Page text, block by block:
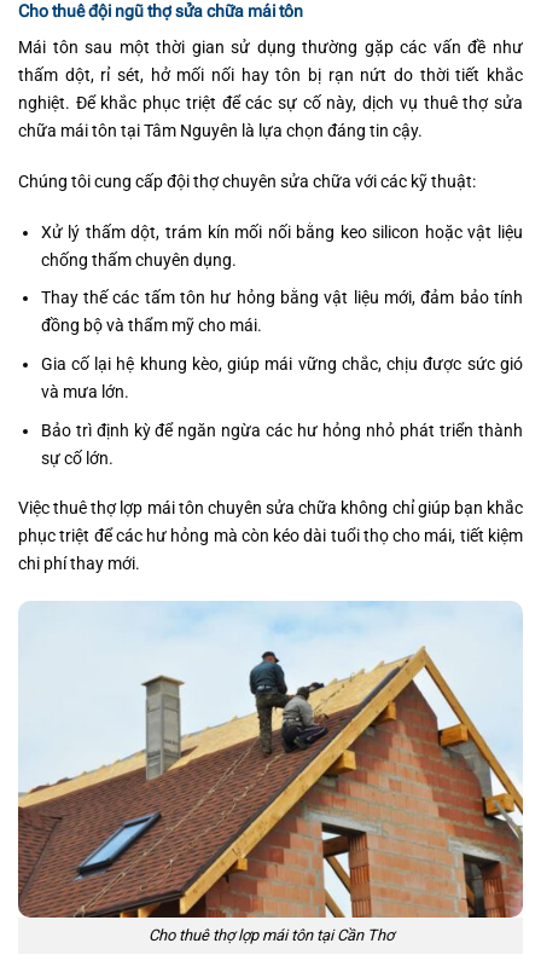
Cho thuê đội ngũ thợ sửa chữa mái tôn
Mái tôn sau một thời gian sử dụng thường gặp các vấn đề như
thấm dột, rỉ sét, hở mối nối hay tôn bị rạn nứt do thời tiết khắc
nghiệt. Để khắc phục triệt để các sự cố này, dịch vụ thuê thợ sửa
chữa mái tôn tại Tâm Nguyên là lựa chọn đáng tin cậy.
Chúng tôi cung cấp đội thợ chuyên sửa chữa với các kỹ thuật:
Xử lý thấm dột, trám kín mối nối bằng keo silicon hoặc vật liệu
chống thấm chuyên dụng.
Thay thế các tấm tôn hư hỏng bằng vật liệu mới, đảm bảo tính
đồng bộ và thẩm mỹ cho mái.
Gia cố lại hệ khung kèo, giúp mái vững chắc, chịu được sức gió
và mưa lớn.
Bảo trì định kỳ để ngăn ngừa các hư hỏng nhỏ phát triển thành
sự cố lớn.
Việc thuê thợ lợp mái tôn chuyên sửa chữa không chỉ giúp bạn khắc
phục triệt để các hư hỏng mà còn kéo dài tuổi thọ cho mái, tiết kiệm
chi phí thay mới.
Cho thuê thợ lợp mái tôn tại Cần Thơ